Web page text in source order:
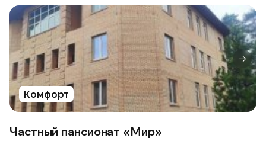
Комфорт
Частный пансионат «Мир»